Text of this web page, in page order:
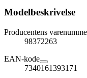
Modelbeskrivelse
Producentens
98372263
EAN-kode
7340161393171